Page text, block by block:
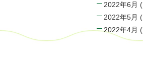
2022年6月
2022年5月
2022年4月